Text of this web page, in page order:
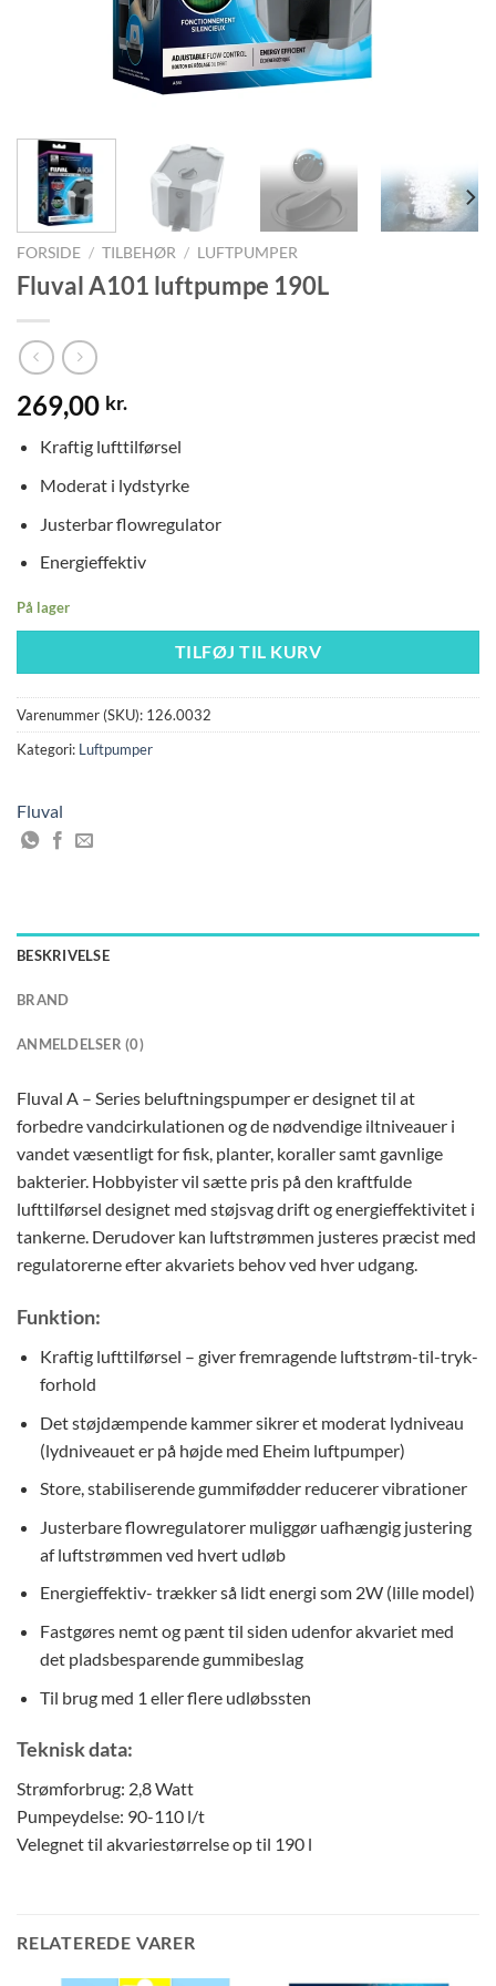
FORSIDE / TILBEHØR / LUFTPUMPER
Fluval A101 luftpumpe 190L
269,00 kr.
Kraftig lufttilførsel
Moderat i lydstyrke
Justerbar flowregulator
Energieffektiv
På lager
TILFØJ TIL KURV
Varenummer (SKU): 126.0032
Kategori: Luftpumper
Fluval
BESKRIVELSE
BRAND
ANMELDELSER (0)
Fluval A – Series beluftningspumper er designet til at
forbedre vandcirkulationen og de nødvendige iltniveauer i
vandet væsentligt for fisk, planter, koraller samt gavnlige
bakterier. Hobbyister vil sætte pris på den kraftfulde
lufttilførsel designet med støjsvag drift og energieffektivitet i
tankerne. Derudover kan luftstrømmen justeres præcist med
regulatorerne efter akvariets behov ved hver udgang.
Funktion:
Kraftig lufttilførsel – giver fremragende luftstrøm-til-tryk-
forhold
Det støjdæmpende kammer sikrer et moderat lydniveau
(lydniveauet er på højde med Eheim luftpumper)
Store, stabiliserende gummifødder reducerer vibrationer
Justerbare flowregulatorer muliggør uafhængig justering
af luftstrømmen ved hvert udløb
Energieffektiv- trækker så lidt energi som 2W (lille model)
Fastgøres nemt og pænt til siden udenfor akvariet med
det pladsbesparende gummibeslag
Til brug med 1 eller flere udløbssten
Teknisk data:
Strømforbrug: 2,8 Watt
Pumpeydelse: 90-110 l/t
Velegnet til akvariestørrelse op til 190 l
RELATEREDE VARER